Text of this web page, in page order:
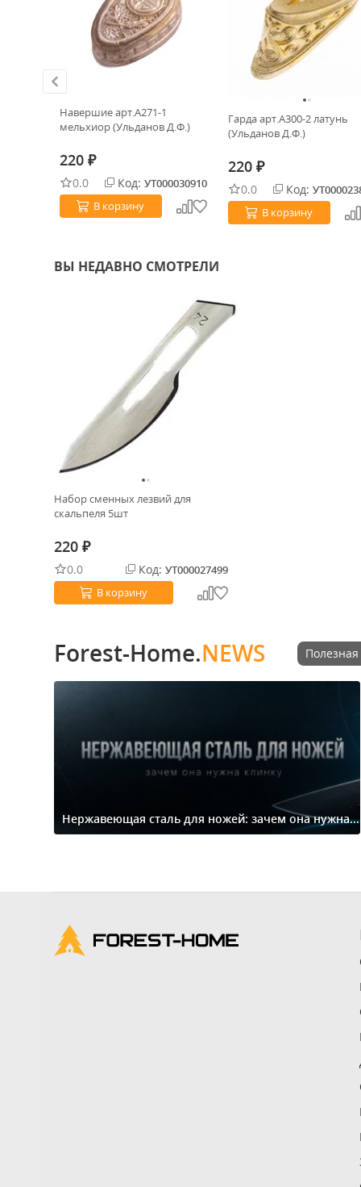
Навершие арт.А271-1
мельхиор (Ульданов Д.Ф.)
220 ₽
0.0 Код: УТ000030910
В корзину
Гарда арт.А300-2 латунь
(Ульданов Д.Ф.)
220 ₽
0.0 Код:
В корзину
ВЫ НЕДАВНО СМОТРЕЛИ
Набор сменных лезвий для
скальпеля 5шт
220 ₽
0.0 Код: УТ000027499
В корзину
Forest-Home.NEWS
Нержавеющая сталь для ножей: зачем она нужна...